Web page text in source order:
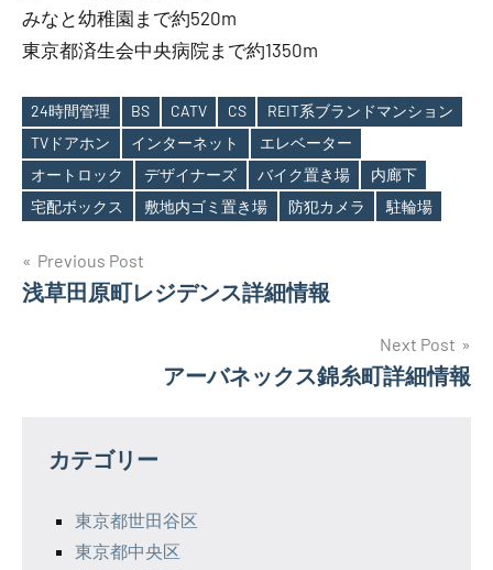
みなと幼稚園まで約520m
東京都済生会中央病院まで約1350m
Tags
24時間管理 BS CATV CS
REIT系ブランドマンション
TVドアホン
インターネット
エレベーター
オートロック
デザイナーズ バイク置き場
内廊下
宅配ボックス
敷地内ゴミ置き場 防犯カメラ 駐輪場
投
稿
ー
Previous Post
浅草田原町レジデンス詳細情報
Next Post
アーバネックス錦糸町詳細情報
カテゴリー
東京都世田谷区
東京都中央区